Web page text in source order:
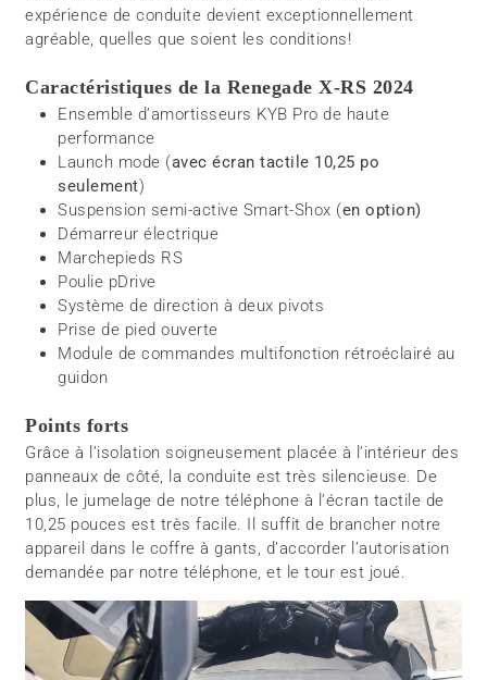
expérience de conduite devient exceptionnellement
agréable, quelles que soient les conditions!
Caractéristiques de la Renegade X-RS 2024
Ensemble d’amortisseurs KYB Pro de haute
performance
Launch mode (avec écran tactile 10,25 po
seulement)
Suspension semi-active Smart-Shox (en option)
Démarreur électrique
Marchepieds RS
Poulie pDrive
Système de direction à deux pivots
Prise de pied ouverte
Module de commandes multifonction rétroéclairé au
guidon
Points forts
Grâce à l’isolation soigneusement placée à l’intérieur des
panneaux de côté, la conduite est très silencieuse. De
plus, le jumelage de notre téléphone à l’écran tactile de
10,25 pouces est très facile. Il suffit de brancher notre
appareil dans le coffre à gants, d’accorder l’autorisation
demandée par notre téléphone, et le tour est joué.